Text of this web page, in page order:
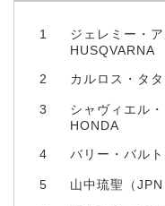
1
ジェレミー・ア
HUSQVARNA
2 カルロス・タ
3
シャヴィエル
HONDA
4 バリー・バル
5 山中琉聖（